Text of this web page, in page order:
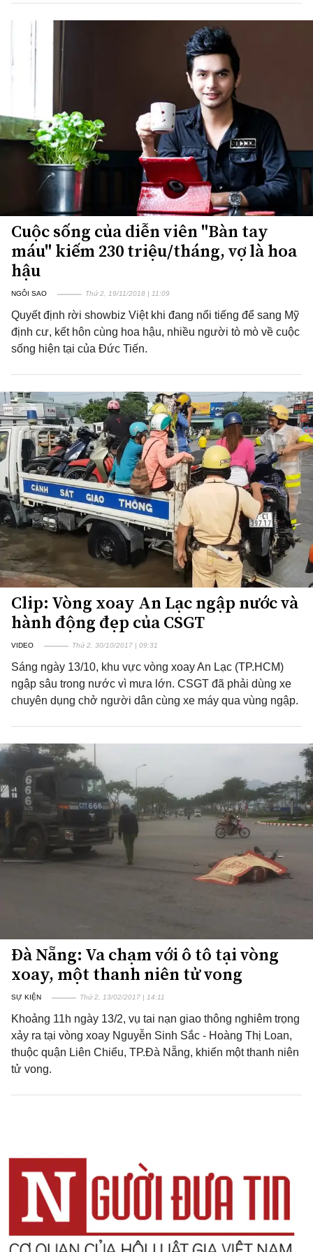
Cuộc sống của diễn viên "Bàn tay
máu" kiếm 230 triệu/tháng, vợ là hoa
hậu
NGÔI SAO Thứ 2, 19/11/2018 | 11:09
Quyết định rời showbiz Việt khi đang nổi tiếng để sang Mỹ
định cư, kết hôn cùng hoa hậu, nhiều người tò mò về cuộc
sống hiện tại của Đức Tiến.
Clip: Vòng xoay An Lạc ngập nước và
hành động đẹp của CSGT
VIDEO Thứ 2, 30/10/2017 | 09:31
Sáng ngày 13/10, khu vực vòng xoay An Lạc (TP.HCM)
ngập sâu trong nước vì mưa lớn. CSGT đã phải dùng xe
chuyên dụng chở người dân cùng xe máy qua vùng ngập.
Đà Nẵng: Va chạm với ô tô tại vòng
xoay, một thanh niên tử vong
SỰ KIỆN Thứ 2, 13/02/2017 | 14:11
Khoảng 11h ngày 13/2, vụ tai nạn giao thông nghiêm trọng
xảy ra tại vòng xoay Nguyễn Sinh Sắc - Hoàng Thị Loan,
thuộc quận Liên Chiểu, TP.Đà Nẵng, khiến một thanh niên
tử vong.